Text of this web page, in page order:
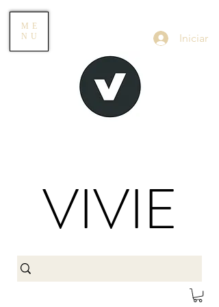
ME
NU
Iniciar
VIVIE